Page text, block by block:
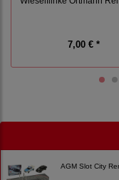
AGM Slot City
7,00 € *